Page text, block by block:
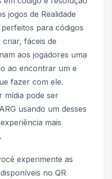
jogos de Realidade
para códigos
criar, fáceis de
aos jogadores uma
ao encontrar um e
fazer com ele.
mídia pode ser
usando um desses
mais
experimente as
no QR